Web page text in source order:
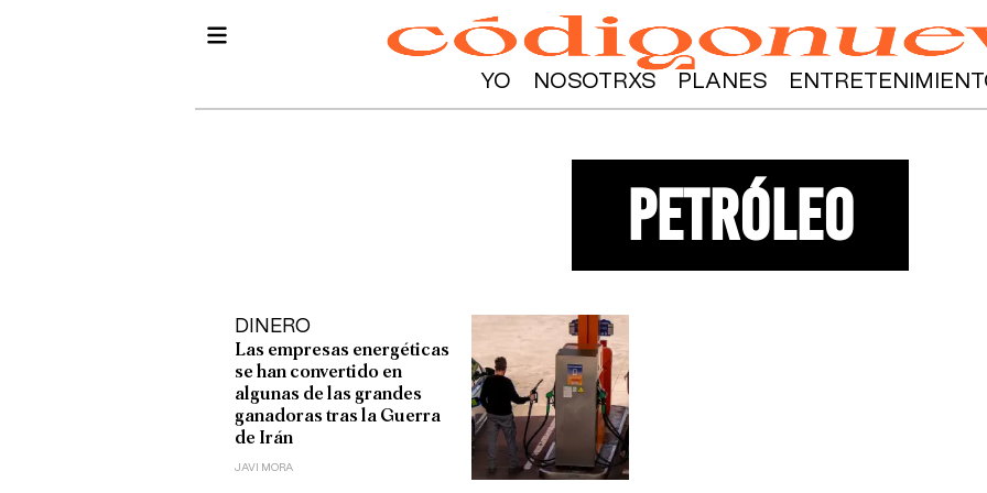
YO NOSOTRXS PLANES
petróleo
DINERO
Las empresas energéticas
se han convertido en
algunas de las grandes
ganadoras tras la Guerra
de Irán
JAVI MORA